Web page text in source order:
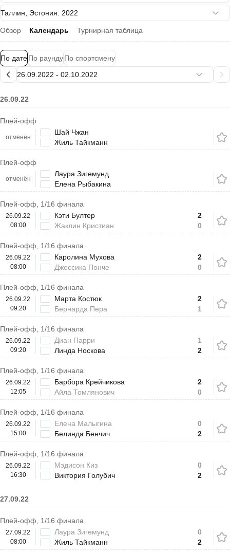
Обзор Календарь Турнирная таблица
По датеПо раундуПо спортсмену
26.09.22
Плей-офф
отменён
Шай Чжан
Жиль Тайкманн
Плей-офф
отменён
Лаура Зигемунд
Елена Рыбакина
Плей-офф, 1/16 финала
26.09.22
08:00
Кэти Бултер
Жаклин Кристиан
2
0
Плей-офф, 1/16 финала
26.09.22
08:00
Каролина Мухова
Джессика Понче
2
0
Плей-офф, 1/16 финала
26.09.22
09:20
Марта Костюк
Бернарда Пера
2
1
Плей-офф, 1/16 финала
26.09.22
09:20
Диан Парри
Линда Носкова
1
2
Плей-офф, 1/16 финала
26.09.22
12:05
Барбора Крейчикова
Айла Томлянович
2
0
Плей-офф, 1/16 финала
26.09.22
15:00
Елена Малыгина
Белинда Бенчич
0
2
Плей-офф, 1/16 финала
26.09.22
16:30
Мэдисон Киз
Виктория Голубич
0
2
27.09.22
Плей-офф, 1/16 финала
27.09.22
08:00
Лаура Зигемунд
Жиль Тайкманн
0
2